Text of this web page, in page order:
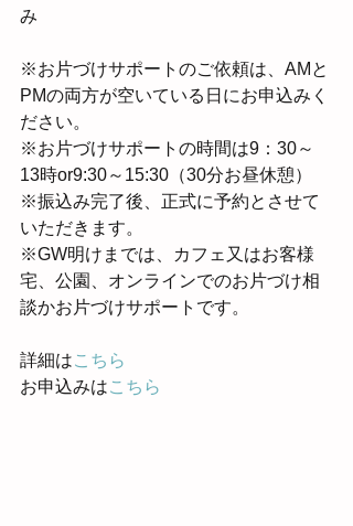
み
※お片づけサポートのご依頼は、AMと
PMの両方が空いている日にお申込みく
ださい。
※お片づけサポートの時間は9：30～
13時or9:30～15:30（30分お昼休憩）
※振込み完了後、正式に予約とさせて
いただきます。
※GW明けまでは、カフェ又はお客様
宅、公園、オンラインでのお片づけ相
談かお片づけサポートです。
詳細はこちら
お申込みはこちら